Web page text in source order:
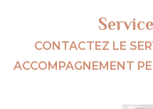
CONTACTEZ LE
ACCOMPAGNEMENT